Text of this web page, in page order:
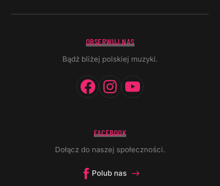
OBSERWUJ NAS
Bądź bliżej polskiej muzyki.
Facebook
Instagram
FACEBOOK
Dołącz do naszej społeczności.
Polub nas